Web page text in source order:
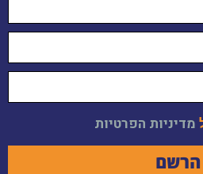
מדיניות הפרטיות
הרשם